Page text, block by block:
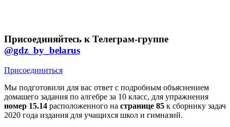
Присоединяйтесь к Телеграм-группе
@gdz_by_belarus
Присоединиться
Мы подготовили для вас ответ c подробным объяснением
домашего задания по алгебре за 10 класс, для упражнения
номер 15.14 расположенного на странице 85 к сборнику задач
2020 года издания для учащихся школ и гимназий.